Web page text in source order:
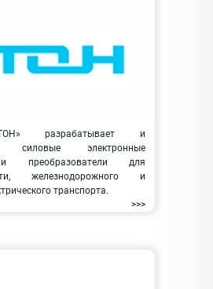
разрабатывает и
силовые электронные
преобразователи для
железнодорожного и
транспорта.
>>>